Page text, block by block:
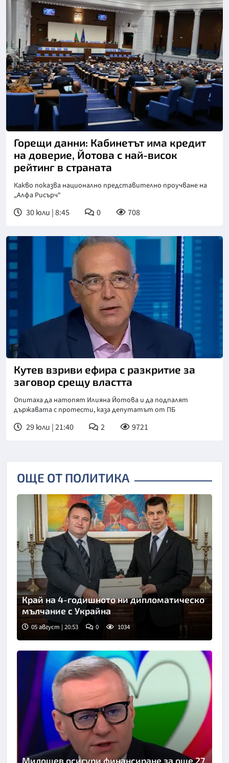
Снимка: БТА
Горещи данни: Кабинетът има кредит
на доверие, Йотова с най-висок
рейтинг в страната
Какво показва национално представително проучване на
„Алфа Рисърч“
30 юли | 8:45 0 708
Кутев взриви ефира с разкритие за
заговор срещу властта
Опитаха да натопят Илияна Йотова и да подпалят
държавата с протести, каза депутатът от ПБ
29 юли | 21:40 2 9721
ОЩЕ ОТ ПОЛИТИКА
Край на 4-годишното ни дипломатическо
мълчание с Украйна
05 август | 20:53 0 1034
Милошев осигури финансиране за още 27